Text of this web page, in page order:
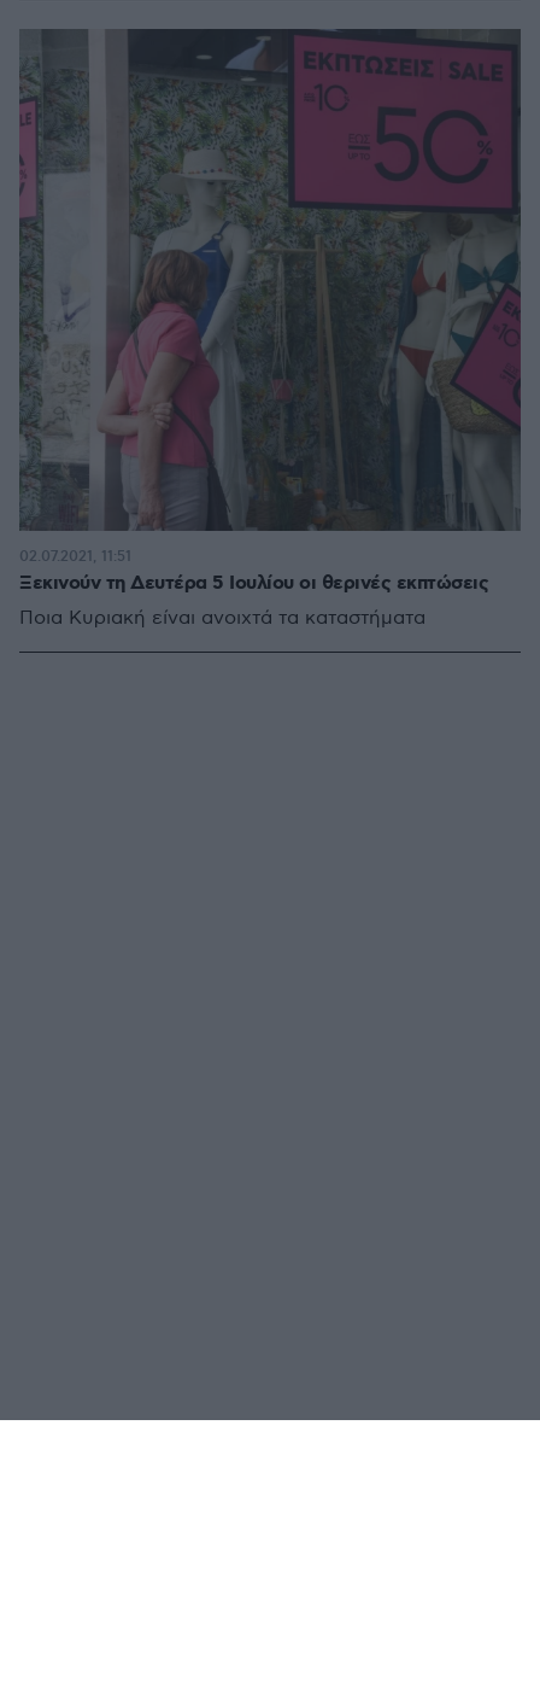
Ξεκινούν τη Δευτέρα 5 Ιουλίου οι θερινές εκπτώσεις
Ποια Κυριακή είναι ανοιχτά τα καταστήματα
02.07.2021, 11:51